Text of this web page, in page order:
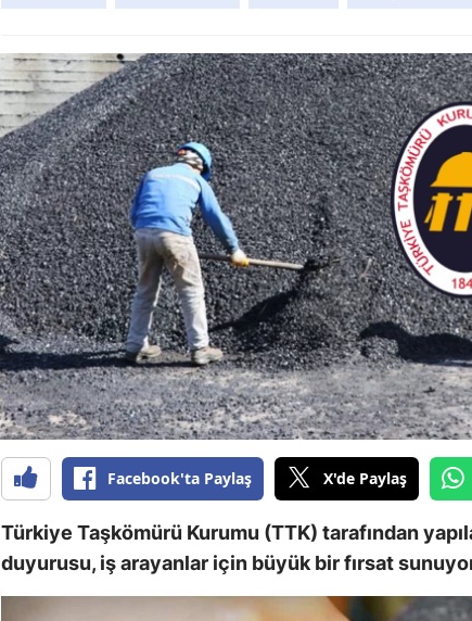
Artvin
Aydın
Balıkesir
Bilecik
Bingöl
Bitlis
Bolu
Burdur
Bursa
Çanakkale
Çankırı
Çorum
Denizli
Facebook'ta Paylaş X'de Paylaş
Türkiye Taşkömürü Kurumu (TTK) tarafından
duyurusu, iş arayanlar için büyük bir fırsat